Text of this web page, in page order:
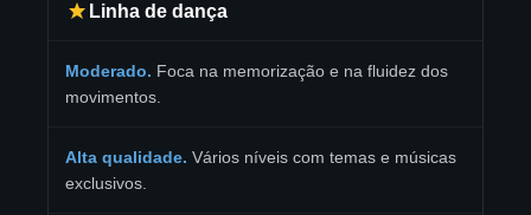
Linha de dança
Moderado. Foca na memorização e na fluidez dos
movimentos.
Alta qualidade. Vários níveis com temas e músicas
exclusivos.